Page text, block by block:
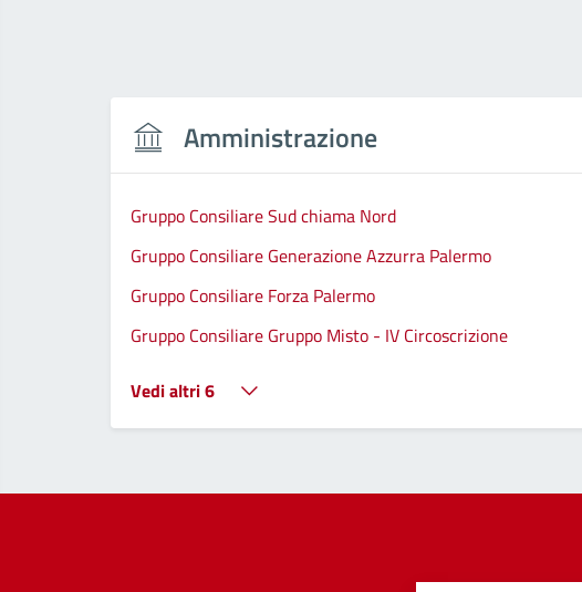
Amministrazione
Gruppo Consiliare Sud chiama Nord
Gruppo Consiliare Generazione Azzurra Palermo
Gruppo Consiliare Forza Palermo
Gruppo Consiliare Gruppo Misto - IV Circoscrizione
Vedi altri 6